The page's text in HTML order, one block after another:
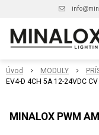
Úvod MODULY
EV4-D 4CH 5A 12-24VDC CV
MINALOX PWM